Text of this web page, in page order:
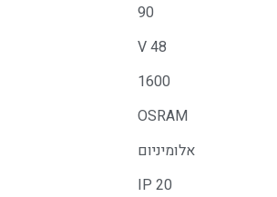
90
48 V
1600
OSRAM
אלומיניום
IP 20